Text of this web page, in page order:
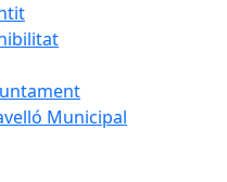
Municipal